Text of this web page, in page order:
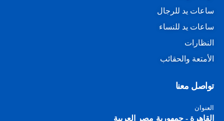
ساعات يد للرجال
ساعات يد للنساء
النظارات
الأمتعة والحقائب
تواصل معنا
العنوان
القاهرة - جمهورية مصر العربية